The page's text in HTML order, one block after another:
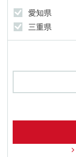
愛知県
三重県